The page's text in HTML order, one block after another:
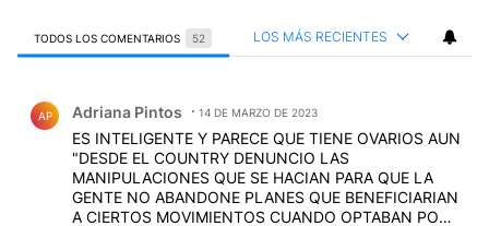
TODOS LOS COMENTARIOS 52 LOS MÁS RECIENTES
AP Adriana Pintos 14 DE MARZO DE 2023
ES INTELIGENTE Y PARECE QUE TIENE OVARIOS AUN
"DESDE EL COUNTRY DENUNCIO LAS
MANIPULACIONES QUE SE HACIAN PARA QUE LA
GENTE NO ABANDONE PLANES QUE BENEFICIARIAN
A CIERTOS MOVIMIENTOS CUANDO OPTABAN POR